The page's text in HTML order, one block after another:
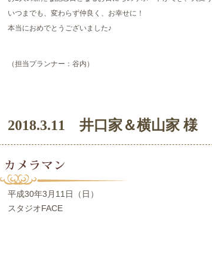
いつまでも、変わらず仲良く、お幸せに！
本当におめでとうございました♪
（担当プランナー：谷内）
2018.3.11 井口家＆横山家 様
カメラマン
平成30年3月11日（日）
スタジオFACE